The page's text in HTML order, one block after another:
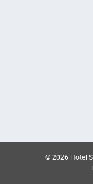
© 2026 Hotel